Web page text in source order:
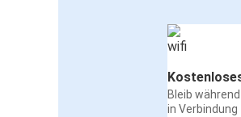
Bleib
in Verbindung